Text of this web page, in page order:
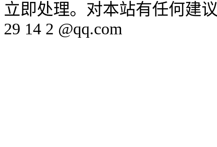
立即处理。对本站有任何建
29 14 2 @qq.com